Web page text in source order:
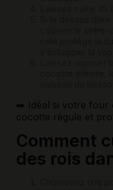
➡️ Idéal si votre four
cocotte régule et
Comment
des rois